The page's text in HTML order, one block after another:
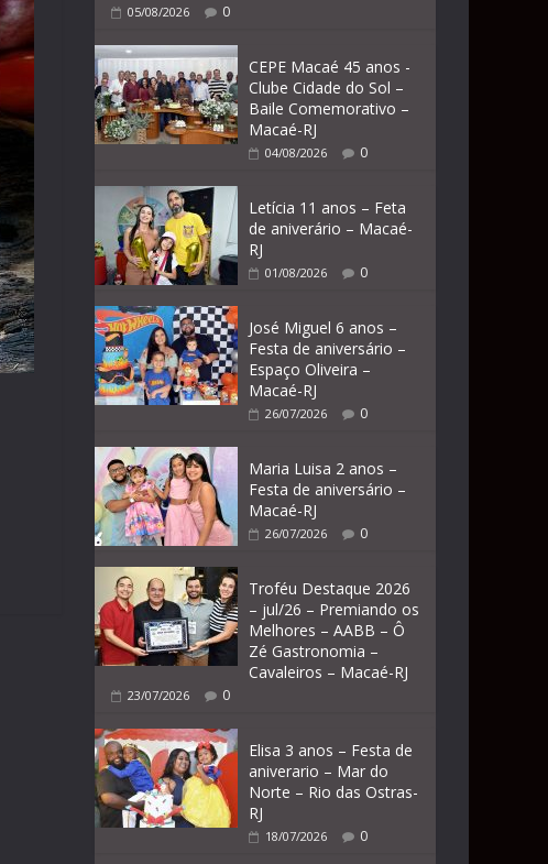
05/08/2026 0
CEPE Macaé 45 anos -
Clube Cidade do Sol –
Baile Comemorativo –
Macaé-RJ
04/08/2026 0
Letícia 11 anos – Feta
de aniverário – Macaé-
RJ
01/08/2026 0
José Miguel 6 anos –
Festa de aniversário –
Espaço Oliveira –
Macaé-RJ
26/07/2026 0
Maria Luisa 2 anos –
Festa de aniversário –
Macaé-RJ
26/07/2026 0
Troféu Destaque 2026
– jul/26 – Premiando os
Melhores – AABB – Ô
Zé Gastronomia –
Cavaleiros – Macaé-RJ
23/07/2026 0
Elisa 3 anos – Festa de
aniverario – Mar do
Norte – Rio das Ostras-
RJ
18/07/2026 0